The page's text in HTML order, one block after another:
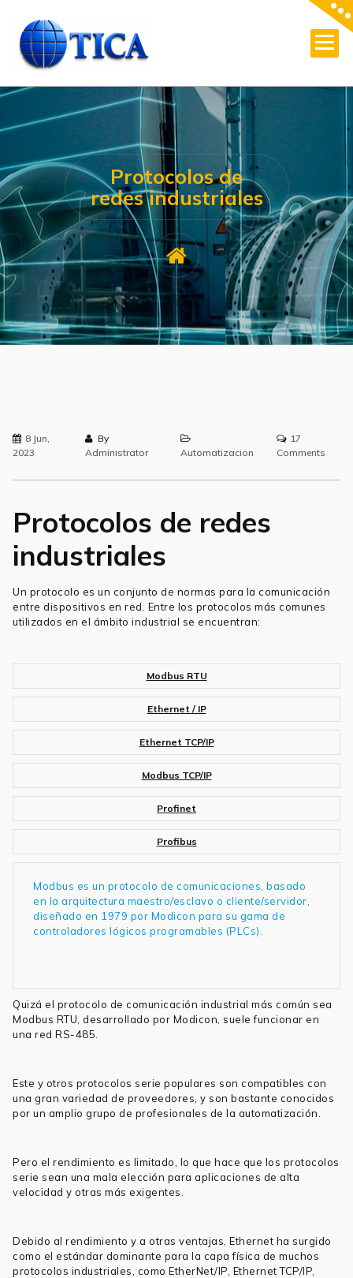
content
Protocolos de
redes industriales
8 Jun,
2023
By
Administrator
Automatizacion
17
Comments
Protocolos de redes
industriales
Un protocolo es un conjunto de normas para la comunicación
entre dispositivos en red. Entre los protocolos más comunes
utilizados en el ámbito industrial se encuentran:
Modbus RTU
Ethernet / IP
Ethernet TCP/IP
Modbus TCP/IP
Profinet
Profibus
Modbus es un protocolo de comunicaciones, basado
en la arquitectura maestro/esclavo o cliente/servidor,
diseñado en 1979 por Modicon para su gama de
controladores lógicos programables (PLCs).
Quizá el protocolo de comunicación industrial más común sea
Modbus RTU, desarrollado por Modicon, suele funcionar en
una red RS-485.
Este y otros protocolos serie populares son compatibles con
una gran variedad de proveedores, y son bastante conocidos
por un amplio grupo de profesionales de la automatización.
Pero el rendimiento es limitado, lo que hace que los protocolos
serie sean una mala elección para aplicaciones de alta
velocidad y otras más exigentes.
Debido al rendimiento y a otras ventajas, Ethernet ha surgido
como el estándar dominante para la capa física de muchos
protocolos industriales, como EtherNet/IP, Ethernet TCP/IP,